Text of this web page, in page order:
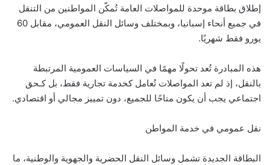
إطلاق بطاقة موحدة للمواصلات العامة تُمكّن المواطنين من التنقل
في جميع أنحاء إسبانيا، وبمختلف وسائل النقل العمومي، مقابل 60
يورو فقط شهريًا.
هذه المبادرة تُعد تحولًا مهمًا في السياسات العمومية المرتبطة
بالنقل، إذ لم تعد المواصلات تُعامل كخدمة تجارية فقط، بل كـحق
اجتماعي يجب أن يكون متاحًا للجميع، دون تمييز مجالي أو اقتصادي.
نقل عمومي في خدمة المواطن
البطاقة الجديدة تشمل وسائل النقل الحضرية والجهوية والوطنية، ما